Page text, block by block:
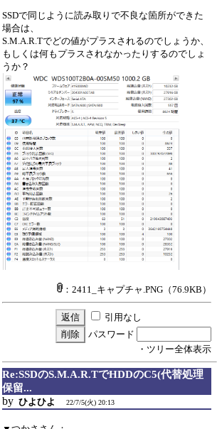
SSDで同じように読み取りで不良な箇所ができた
場合は、
S.M.A.R.Tでどの値がプラスされるのでしょうか、
もしくは何もプラスされなかったりするのでしょ
うか？
：2411_キャプチャ.PNG （76.9KB）
引用なし
パスワード
・ツリー全体表示
Re:SSDのS.M.A.R.TでHDDのC5(代替処理
保留...
by ひよひよ 22/7/5(火) 20:13